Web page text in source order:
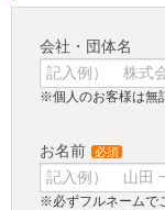
会社・団体名
※個人のお客様は無
お名前 必須
※必ずフルネームで